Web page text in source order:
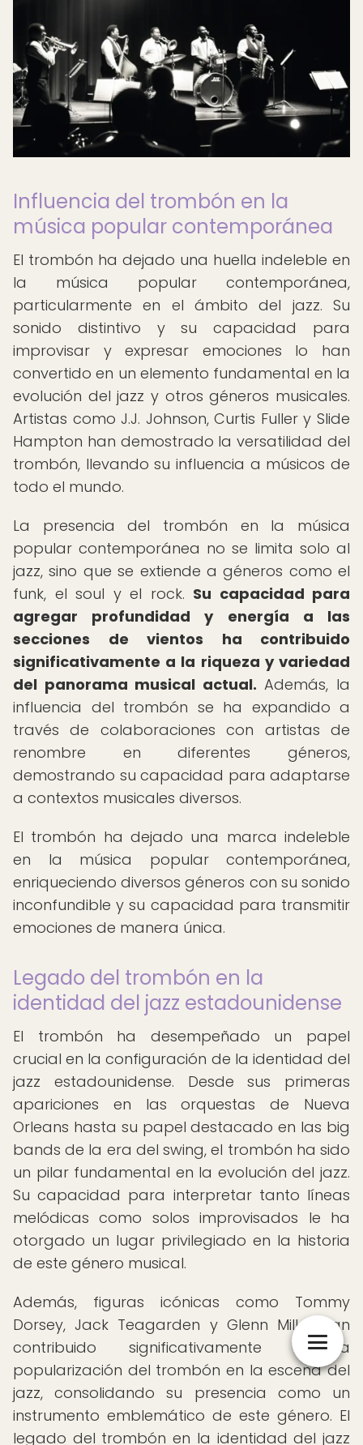
Influencia del trombón en la
música popular contemporánea
El trombón ha dejado una huella indeleble en
la música popular contemporánea,
particularmente en el ámbito del jazz. Su
sonido distintivo y su capacidad para
improvisar y expresar emociones lo han
convertido en un elemento fundamental en la
evolución del jazz y otros géneros musicales.
Artistas como J.J. Johnson, Curtis Fuller y Slide
Hampton han demostrado la versatilidad del
trombón, llevando su influencia a músicos de
todo el mundo.
La presencia del trombón en la música
popular contemporánea no se limita solo al
jazz, sino que se extiende a géneros como el
funk, el soul y el rock. Su capacidad para
agregar profundidad y energía a las
secciones de vientos ha contribuido
significativamente a la riqueza y variedad
del panorama musical actual. Además, la
influencia del trombón se ha expandido a
través de colaboraciones con artistas de
renombre en diferentes géneros,
demostrando su capacidad para adaptarse
a contextos musicales diversos.
El trombón ha dejado una marca indeleble
en la música popular contemporánea,
enriqueciendo diversos géneros con su sonido
inconfundible y su capacidad para transmitir
emociones de manera única.
Legado del trombón en la
identidad del jazz estadounidense
El trombón ha desempeñado un papel
crucial en la configuración de la identidad del
jazz estadounidense. Desde sus primeras
apariciones en las orquestas de Nueva
Orleans hasta su papel destacado en las big
bands de la era del swing, el trombón ha sido
un pilar fundamental en la evolución del jazz.
Su capacidad para interpretar tanto líneas
melódicas como solos improvisados le ha
otorgado un lugar privilegiado en la historia
de este género musical.
Además, figuras icónicas como Tommy
Dorsey, Jack Teagarden y Glenn Miller han
contribuido significativamente a la
popularización del trombón en la escena del
jazz, consolidando su presencia como un
instrumento emblemático de este género. El
legado del trombón en la identidad del jazz